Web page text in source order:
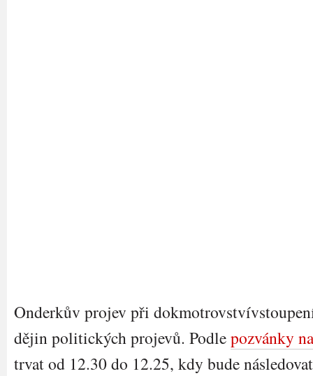
Onderkův projev při
dějin politických projevů. Podlepozvánky
trvat od 12.30 do 12.25, kdy bude